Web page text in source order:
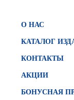
О НАС
КАТАЛОГ
КОНТАКТЫ
АКЦИИ
БОНУСНАЯ